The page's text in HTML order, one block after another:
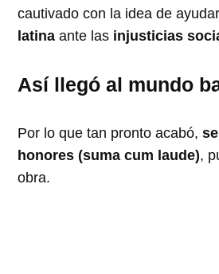
cautivado con la idea de
latinaante las injusticias
Así llegó al mundo
Por lo que tan pronto acabó,
honores (suma cum laude),
obra.